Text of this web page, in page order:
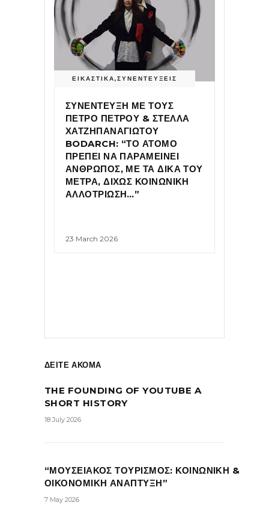
ΕΙΚΑΣΤΙΚΑ,ΣΥΝΕΝΤΕΥΞΕΙΣ
ΣΥΝΕΝΤΕΥΞΗ ΜΕ ΤΟΥΣ
ΠΕΤΡΟ ΠΕΤΡΟΥ & ΣΤΕΛΛΑ
ΧΑΤΖΗΠΑΝΑΓΙΩΤΟΥ
BODARCH: “ΤΟ ΑΤΟΜΟ
ΠΡΕΠΕΙ ΝΑ ΠΑΡΑΜΕΙΝΕΙ
ΑΝΘΡΩΠΟΣ, ΜΕ ΤΑ ΔΙΚΑ ΤΟΥ
ΜΕΤΡΑ, ΔΙΧΩΣ ΚΟΙΝΩΝΙΚΗ
ΑΛΛΟΤΡΙΩΣΗ…”
23 March 2026
ΔΕΙΤΕ ΑΚΟΜΑ
THE FOUNDING OF YOUTUBE A
SHORT HISTORY
18 July 2026
“ΜΟΥΣΕΙΑΚΟΣ ΤΟΥΡΙΣΜΟΣ: ΚΟΙΝΩΝΙΚΗ &
ΟΙΚΟΝΟΜΙΚΗ ΑΝΑΠΤΥΞΗ”
7 May 2026